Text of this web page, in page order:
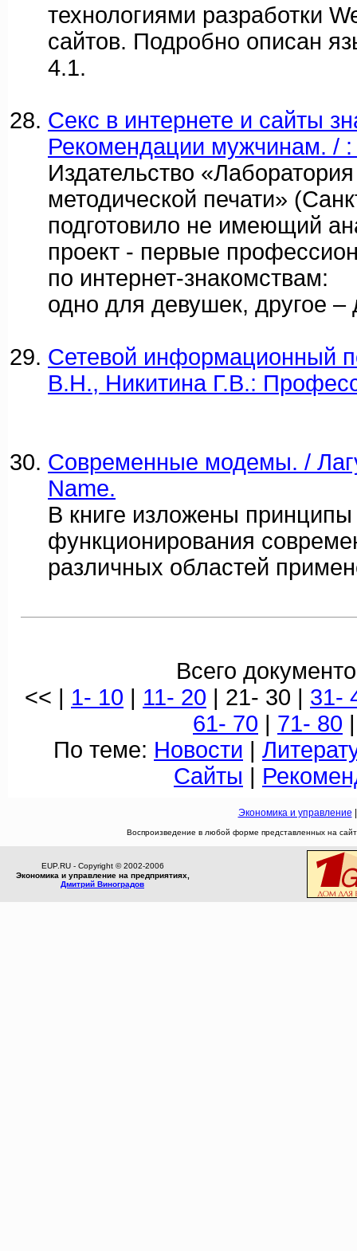
технологиями разработки
сайтов. Подробно описан
4.1.
Секс в интернете и сайты
Рекомендации мужчинам. /
Издательство
методической печати»
подготовило не имеющий
проект - первые
по интернет-знакомствам:
одно для девушек, другое
Сетевой информационный
В.Н., Никитина Г.В.:
Современные модемы. /
Name.
В книге изложены
функционирования
различных областей
Всего
<< | 1- 10 | 11- 20 | 21- 30 | 31-
61- 70 | 71- 80
По теме: Новости |
Сайты |
Экономика и управление
Воспроизведение в любой форме представленных на
EUP.RU - Copyright © 2002-2006
Экономика и управление на предприятиях,
Дмитрий Виноградов